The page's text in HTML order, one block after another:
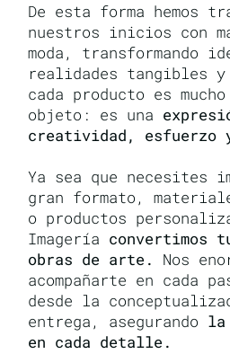
De esta forma hemos
nuestros inicios con
moda, transformando
realidades tangibles y
cada producto es
objeto: es una
creatividad, esfuerzo
Ya sea que necesites
gran formato,
o productos
Imagería convertimos
obras de arte.
Nos
acompañarte en cada
desde la
entrega, asegurando la
en cada detalle.